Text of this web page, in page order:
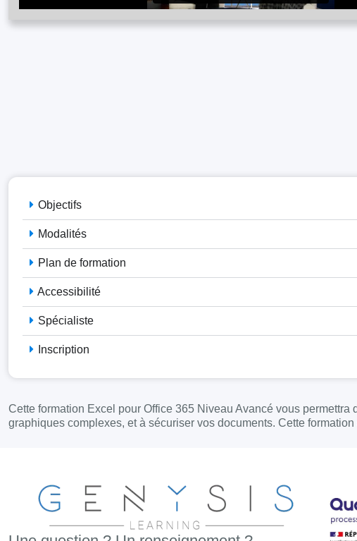
Objectifs
Modalités
Plan de formation
Accessibilité
Spécialiste
Inscription
Cette formation Excel pour Office 365 Niveau Avancé vous
graphiques complexes, et à sécuriser vos documents. Cette